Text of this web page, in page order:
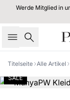
Werde Mitglied in
Suche
Titelseite Alle Artikel
SALE